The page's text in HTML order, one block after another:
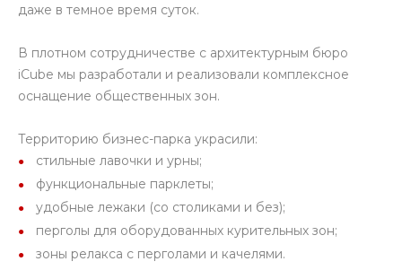
даже в темное время суток.
В плотном сотрудничестве с архитектурным бюро
iCube мы разработали и реализовали комплексное
оснащение общественных зон.
Территорию бизнес-парка украсили:
стильные лавочки и урны;
функциональные парклеты;
удобные лежаки (со столиками и без);
перголы для оборудованных курительных зон;
зоны релакса с перголами и качелями.